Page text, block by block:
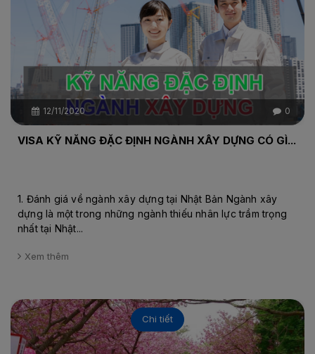
12/11/2020 0
VISA KỸ NĂNG ĐẶC ĐỊNH NGÀNH XÂY DỰNG CÓ GÌ...
1. Đánh giá về ngành xây dựng tại Nhật Bản Ngành xây
dựng là một trong những ngành thiếu nhân lực trầm trọng
nhất tại Nhật...
Xem thêm
Chi tiết